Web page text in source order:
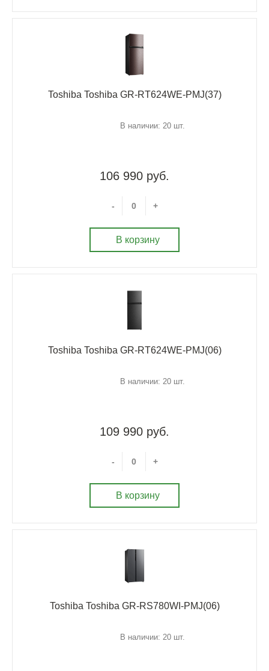
Toshiba Toshiba GR-RT624WE-PMJ(37)
В наличии: 20 шт.
106 990 руб.
- +
В корзину
Toshiba Toshiba GR-RT624WE-PMJ(06)
В наличии: 20 шт.
109 990 руб.
- +
В корзину
Toshiba Toshiba GR-RS780WI-PMJ(06)
В наличии: 20 шт.